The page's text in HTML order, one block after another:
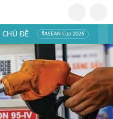
CHỦ ĐỀ #ASEAN Cup 2026
#Khám phá Việt Nam